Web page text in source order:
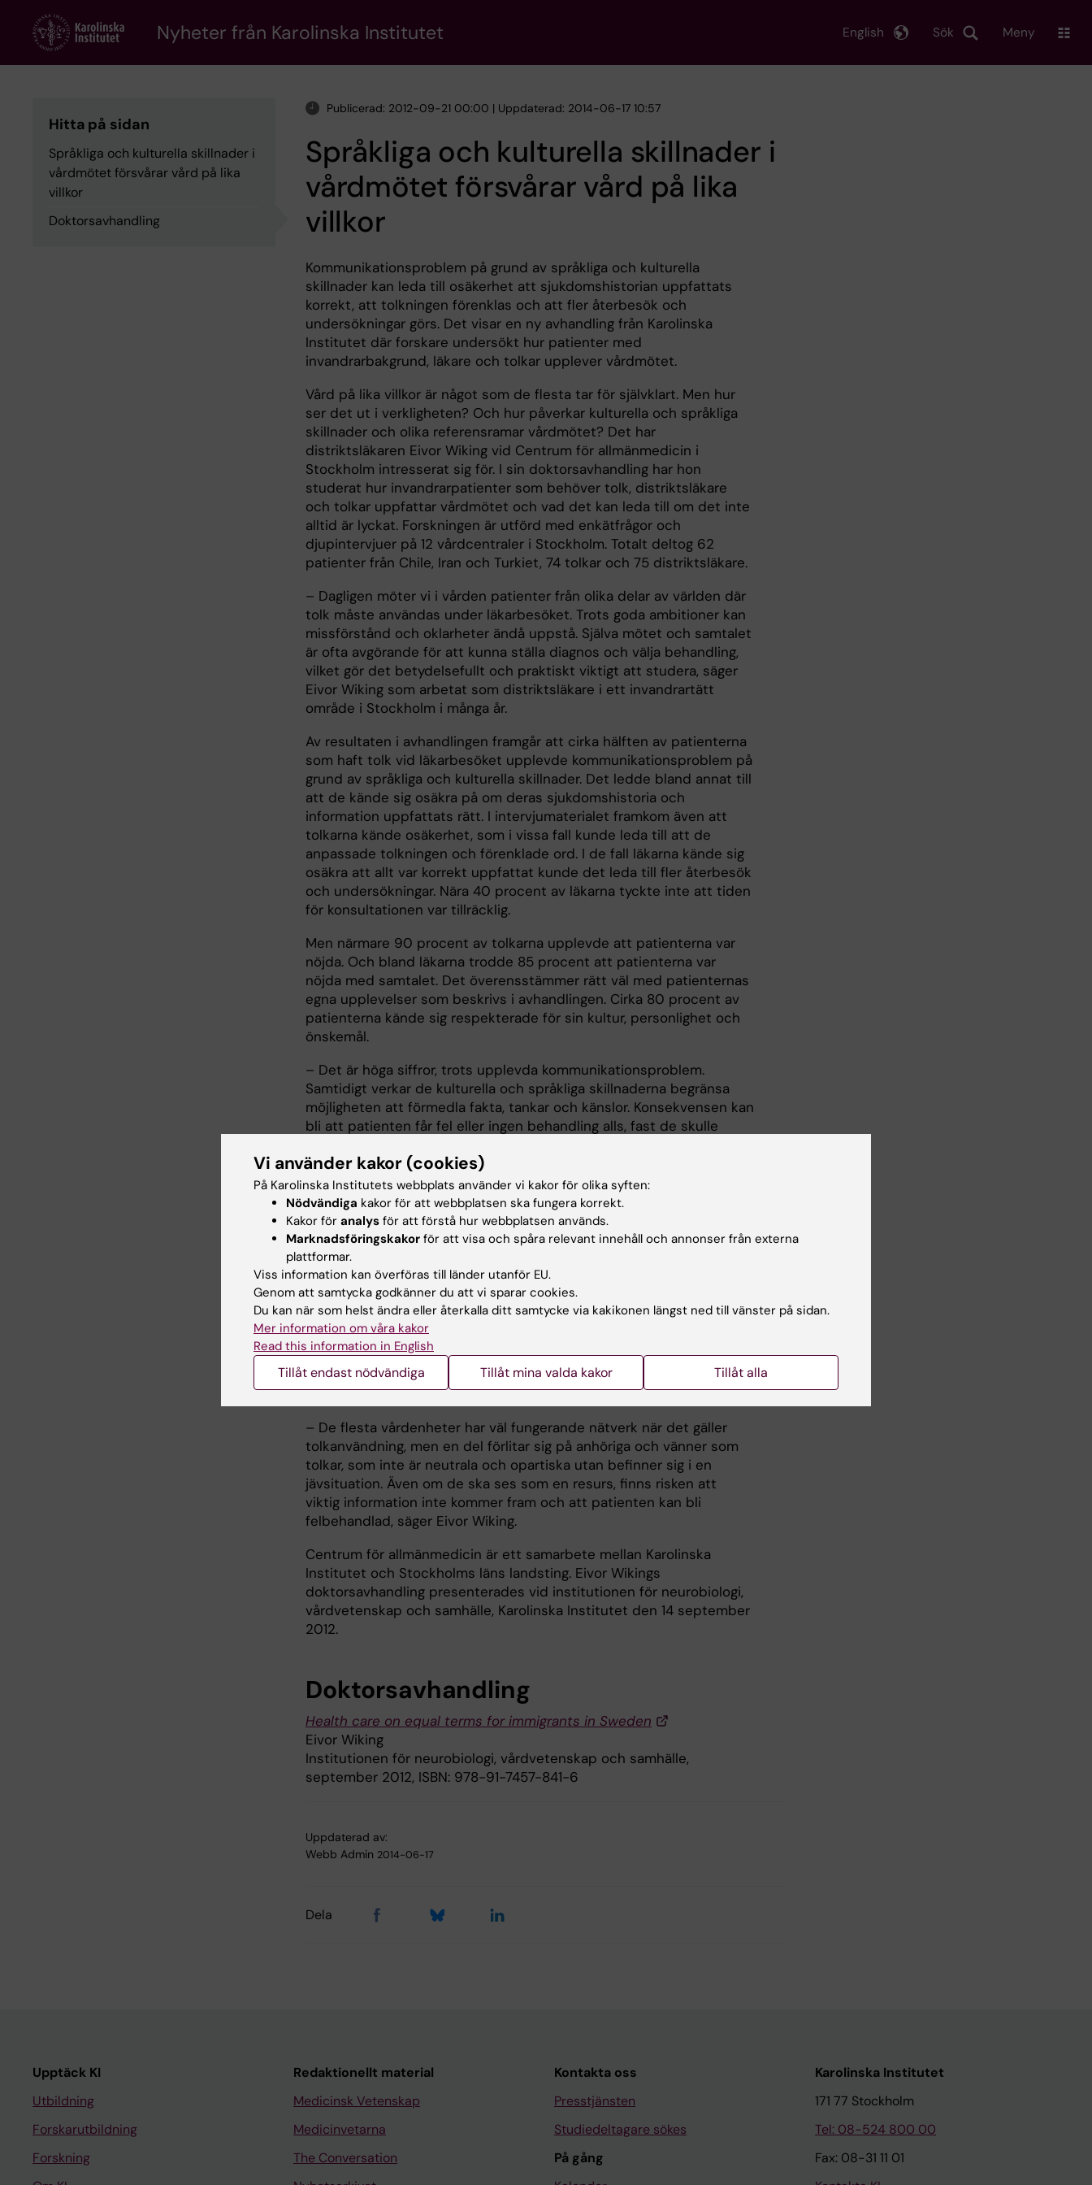
content
Nyheter från Karolinska Institutet Sök
English Meny
Hitta på sidan
Språkliga och kulturella skillnader i
vårdmötet försvårar vård på lika
villkor
Doktorsavhandling
Publicerad: 2012-09-21 00:00 | Uppdaterad: 2014-06-17 10:57
Språkliga och kulturella skillnader i
vårdmötet försvårar vård på lika
villkor
Kommunikationsproblem på grund av språkliga och kulturella
skillnader kan leda till osäkerhet att sjukdomshistorian uppfattats
korrekt, att tolkningen förenklas och att fler återbesök och
undersökningar görs. Det visar en ny avhandling från Karolinska
Institutet där forskare undersökt hur patienter med
invandrarbakgrund, läkare och tolkar upplever vårdmötet.
Vård på lika villkor är något som de flesta tar för självklart. Men hur
ser det ut i verkligheten? Och hur påverkar kulturella och språkliga
skillnader och olika referensramar vårdmötet? Det har
distriktsläkaren Eivor Wiking vid Centrum för allmänmedicin i
Stockholm intresserat sig för. I sin doktorsavhandling har hon
studerat hur invandrarpatienter som behöver tolk, distriktsläkare
och tolkar uppfattar vårdmötet och vad det kan leda till om det inte
alltid är lyckat. Forskningen är utförd med enkätfrågor och
djupintervjuer på 12 vårdcentraler i Stockholm. Totalt deltog 62
patienter från Chile, Iran och Turkiet, 74 tolkar och 75 distriktsläkare.
– Dagligen möter vi i vården patienter från olika delar av världen där
tolk måste användas under läkarbesöket. Trots goda ambitioner kan
missförstånd och oklarheter ändå uppstå. Själva mötet och samtalet
är ofta avgörande för att kunna ställa diagnos och välja behandling,
vilket gör det betydelsefullt och praktiskt viktigt att studera, säger
Eivor Wiking som arbetat som distriktsläkare i ett invandrartätt
område i Stockholm i många år.
Av resultaten i avhandlingen framgår att cirka hälften av patienterna
som haft tolk vid läkarbesöket upplevde kommunikationsproblem på
grund av språkliga och kulturella skillnader. Det ledde bland annat till
att de kände sig osäkra på om deras sjukdomshistoria och
information uppfattats rätt. I intervjumaterialet framkom även att
tolkarna kände osäkerhet, som i vissa fall kunde leda till att de
anpassade tolkningen och förenklade ord. I de fall läkarna kände sig
osäkra att allt var korrekt uppfattat kunde det leda till fler återbesök
och undersökningar. Nära 40 procent av läkarna tyckte inte att tiden
för konsultationen var tillräcklig.
Men närmare 90 procent av tolkarna upplevde att patienterna var
nöjda. Och bland läkarna trodde 85 procent att patienterna var
nöjda med samtalet. Det överensstämmer rätt väl med patienternas
egna upplevelser som beskrivs i avhandlingen. Cirka 80 procent av
patienterna kände sig respekterade för sin kultur, personlighet och
önskemål.
– Det är höga siffror, trots upplevda kommunikationsproblem.
Samtidigt verkar de kulturella och språkliga skillnaderna begränsa
möjligheten att förmedla fakta, tankar och känslor. Konsekvensen kan
bli att patienten får fel eller ingen behandling alls, fast de skulle
Både läkare och tolkar efterlyste mer utbildning om kulturell
kompetens i vården.
– Kulturell kompetens handlar om förmågan att hantera kulturella
olikheter och att kunna kommunicera med människor som har en
annan kulturell referensram än den som man själv har. Mer kulturell
kompetens i vården behövs. Det är även ett ämne som borde
komma in tidigt på alla vårdutbildningar. Så är det inte i dag,
konstaterar Eivor Wiking.
Hon föreslår också att det bör satsas på mer utbildning för
vårdpersonal om hur migrationen påverkar hälsan och lyfter fram
vikten av att anlita professionella tolkar.
– De flesta vårdenheter har väl fungerande nätverk när det gäller
tolkanvändning, men en del förlitar sig på anhöriga och vänner som
tolkar, som inte är neutrala och opartiska utan befinner sig i en
jävsituation. Även om de ska ses som en resurs, finns risken att
viktig information inte kommer fram och att patienten kan bli
felbehandlad, säger Eivor Wiking.
Centrum för allmänmedicin är ett samarbete mellan Karolinska
Institutet och Stockholms läns landsting. Eivor Wikings
doktorsavhandling presenterades vid institutionen för neurobiologi,
vårdvetenskap och samhälle, Karolinska Institutet den 14 september
2012.
Doktorsavhandling
Health care on equal terms for immigrants in Sweden
Eivor Wiking
Institutionen för neurobiologi, vårdvetenskap och samhälle,
september 2012, ISBN: 978-91-7457-841-6
Uppdaterad av:
Webb Admin 2014-06-17
Dela
Upptäck KI
Utbildning
Forskarutbildning
Forskning
Redaktionellt material
Medicinsk Vetenskap
Medicinvetarna
The Conversation
Kontakta oss
Presstjänsten
Studiedeltagare sökes
På gång
Karolinska Institutet
171 77 Stockholm
Tel: 08-524 800 00
Fax: 08-31 11 01
Vi använder kakor (cookies)
På Karolinska Institutets webbplats använder vi kakor för olika syften:
Nödvändiga kakor för att webbplatsen ska fungera korrekt.
Kakor för analys för att förstå hur webbplatsen används.
Marknadsföringskakor för att visa och spåra relevant innehåll och annonser från externa
plattformar.
Viss information kan överföras till länder utanför EU.
Genom att samtycka godkänner du att vi sparar cookies.
Du kan när som helst ändra eller återkalla ditt samtycke via kakikonen längst ned till vänster på sidan.
Mer information om våra kakor
Read this information in English
Tillåt endast nödvändiga Tillåt mina valda kakor Tillåt alla